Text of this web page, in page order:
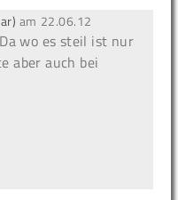
am 22.06.12
wo es steil ist nur
aber auch bei